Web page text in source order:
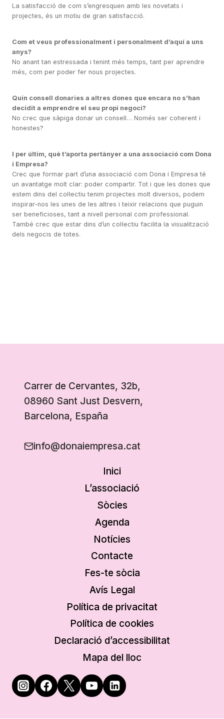
La satisfacció de com s’engresquen amb les novetats i
projectes, és un motiu de gran satisfacció.
Com et veus professionalment i personalment d’aquí a uns
anys?
No anant tan estressada i tenint més temps, tant per aprendre
més, com per poder fer nous projectes.
Quin consell donaries a altres dones que encara no s’han
decidit a emprendre el seu propi negoci?
No crec que sàpiga donar un consell… Només ser coherent i
honestes?
I per últim, què t’aporta pertànyer a una associació com Dona
i Empresa?
Crec que formar part d’una associació com Dona i Empresa té
un avantatge molt clar: poder compartir. Tot i que les dones que
estem dins del col·lectiu tenim projectes molt diversos, podem
inspirar-nos les unes de les altres i teixir relacions que puguin
ser beneficioses, tant a nivell personal com professional.
També crec que estar dins d’un col·lectiu facilita la visualització
dels negocis de totes.
Carrer de Cervantes, 32b,
08960 Sant Just Desvern,
Barcelona, España
info@donaiempresa.cat
Inici
L’associació
Sòcies
Agenda
Notícies
Contacte
Fes-te sòcia
Avís Legal
Política de privacitat
Política de cookies
Declaració d’accessibilitat
Mapa del lloc